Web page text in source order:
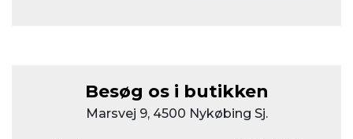
Besøg os i butikken
Marsvej 9, 4500 Nykøbing Sj.